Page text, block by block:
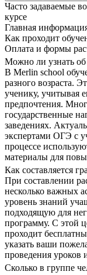
Часто задаваемые
курсе
Главная
Как проходит
Оплата и формы
Можно ли узнать
В Merlin school
разного возраста.
ученику, учитывая
предпочтения.
государственные
заведениях.
экспертами ОГЭ с
процессе
материалы для
Как составляется
При составлении
несколько важных
уровень знаний
подходящую для
программу. С этой
проходит
указать ваши
проведения уроков
Сколько в группе